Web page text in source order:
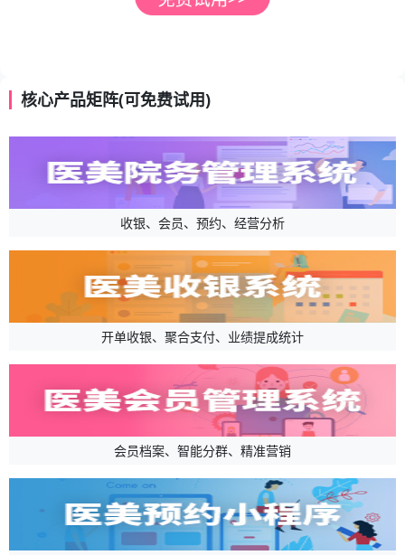
核心产品矩阵(可免费试用)
收银、会员、预约、经营分析
开单收银、聚合支付、业绩提成统计
会员档案、智能分群、精准营销